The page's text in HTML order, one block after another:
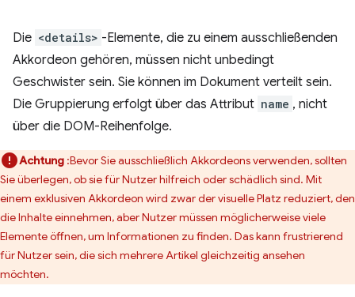
Die <details> -Elemente, die zu einem ausschließenden
Akkordeon gehören, müssen nicht unbedingt
Geschwister sein. Sie können im Dokument verteilt sein.
Die Gruppierung erfolgt über das Attribut name , nicht
über die DOM-Reihenfolge.
Achtung :Bevor Sie ausschließlich Akkordeons verwenden, sollten
Sie überlegen, ob sie für Nutzer hilfreich oder schädlich sind. Mit
einem exklusiven Akkordeon wird zwar der visuelle Platz reduziert, den
die Inhalte einnehmen, aber Nutzer müssen möglicherweise viele
Elemente öffnen, um Informationen zu finden. Das kann frustrierend
für Nutzer sein, die sich mehrere Artikel gleichzeitig ansehen
möchten.